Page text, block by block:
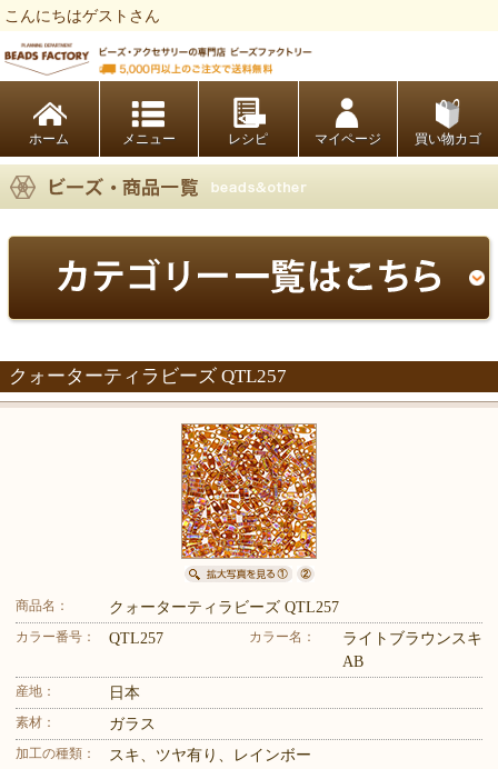
こんにちはゲストさん
ホーム レシピ マイページ 買い物カゴ
クォーターティラビーズ QTL257
商品名： クォーターティラビーズ QTL257
カラー番号： QTL257 カラー名：
ライトブラウンスキ
AB
産地： 日本
素材： ガラス
加工の種類： スキ、ツヤ有り、レインボー